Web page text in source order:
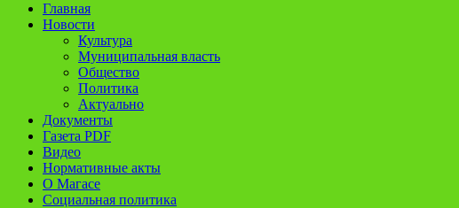
Главная
Новости
Культура
Муниципальная власть
Общество
Политика
Актуально
Документы
Газета PDF
Видео
Нормативные акты
О Магасе
Социальная политика